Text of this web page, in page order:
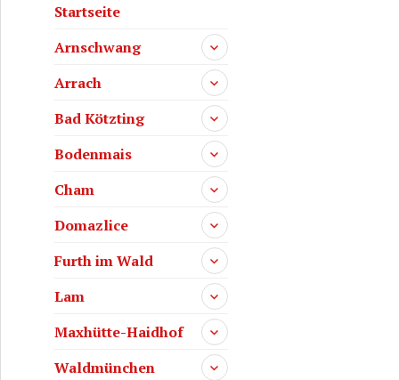
Startseite
Arnschwang
Arrach
Bad Kötzting
Bodenmais
Cham
Domazlice
Furth im Wald
Lam
Maxhütte-Haidhof
Waldmünchen